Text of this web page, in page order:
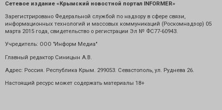
Сетевое издание «Крымский новостной портал INFORMER»
Зарегистрировано Федеральной службой по надзору в сфере связи,
информационных технологий и массовых коммуникаций (Роскомнадзор) 05
марта 2015 года, свидетельство о регистрации Эл № ФС77-60943.
Учредитель: ООО "Информ Медиа"
Главный редактор Синицын А.В.
Адрес: Россия. Республика Крым. 299053. Севастополь, ул. Руднева 26.
Настоящий ресурс может содержать материалы 18+